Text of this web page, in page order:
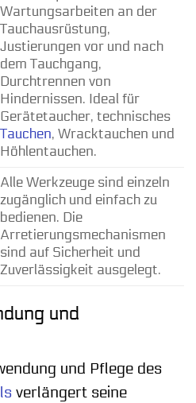
Wartungsarbeiten an der
Tauchausrüstung,
Justierungen vor und nach
dem Tauchgang,
Durchtrennen von
Hindernissen. Ideal für
Gerätetaucher, technisches
Tauchen, Wracktauchen und
Höhlentauchen.
Alle Werkzeuge sind einzeln
zugänglich und einfach zu
bedienen. Die
Arretierungsmechanismen
sind auf Sicherheit und
Zuverlässigkeit ausgelegt.
und
und Pflege des
verlängert seine